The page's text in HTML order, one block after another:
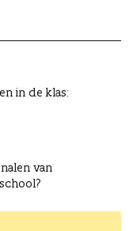
in de klas:
van